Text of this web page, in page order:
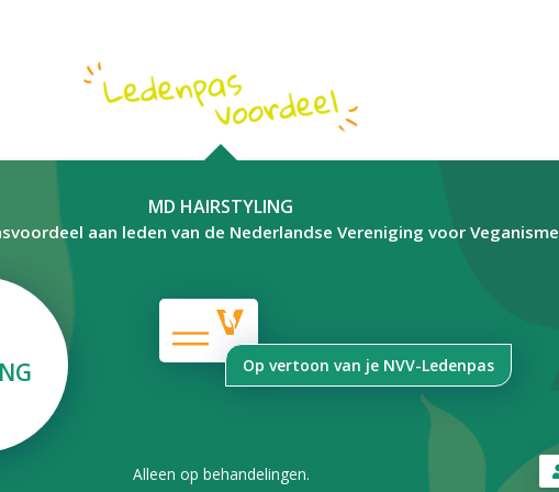
MD HAIRSTYLING
aan leden van de Nederlandse Vereniging voor Veganisme
Op vertoon van je NVV-Ledenpas
Alleen op behandelingen.